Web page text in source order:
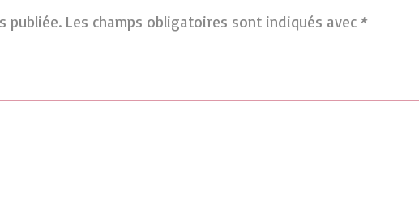
publiée. Les champs obligatoires sont indiqués avec*